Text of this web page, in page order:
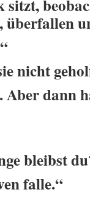
nicht
dann
bleibst
falle.“